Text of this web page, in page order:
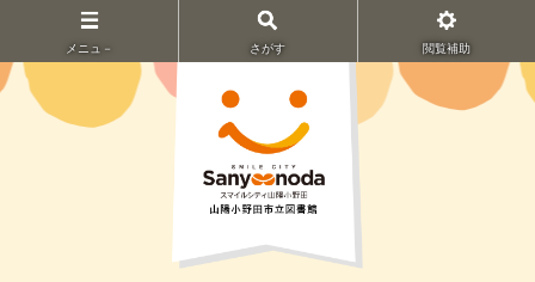
メニュ－ さがす 閲覧補助